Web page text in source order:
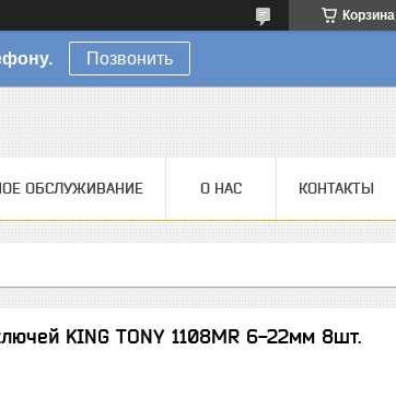
Корзина
Позвонить
ОБСЛУЖИВАНИЕ О НАС КОНТАКТЫ
KING TONY 1108MR 6-22мм 8шт.